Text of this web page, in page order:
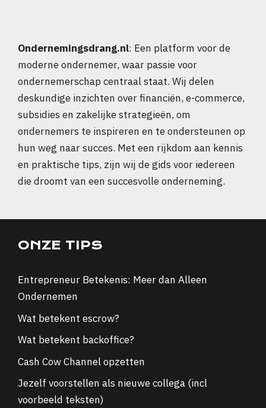
Ondernemingsdrang.nl: Een platform voor de
moderne ondernemer, waar passie voor
ondernemerschap centraal staat. Wij delen
deskundige inzichten over financiën, e-commerce,
subsidies en zakelijke strategieën, om
ondernemers te inspireren en te ondersteunen op
hun weg naar succes. Met een rijkdom aan kennis
en praktische tips, zijn wij de gids voor iedereen
die droomt van een succesvolle onderneming.
ONZE TIPS
Entrepreneur Betekenis: Meer dan Alleen
Ondernemen
Wat betekent escrow?
Wat betekent backoffice?
Cash Cow Channel opzetten
Jezelf voorstellen als nieuwe collega (incl
voorbeeld teksten)